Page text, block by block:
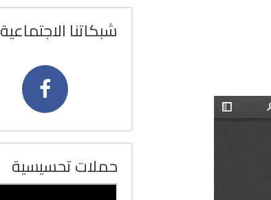
شبكاتنا الاجتماعية
حملات تحسيسية